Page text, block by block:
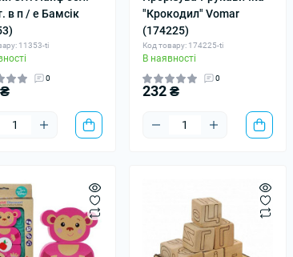
в п / е Бамсік
11353-ti
0
"Крокодил" Vomar
(174225)
Код товару: 174225-ti
В наявності
0
232 ₴